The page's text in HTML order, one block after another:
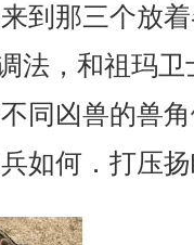
到那三个放
法，和祖玛
同凶兽的兽
如何．打压